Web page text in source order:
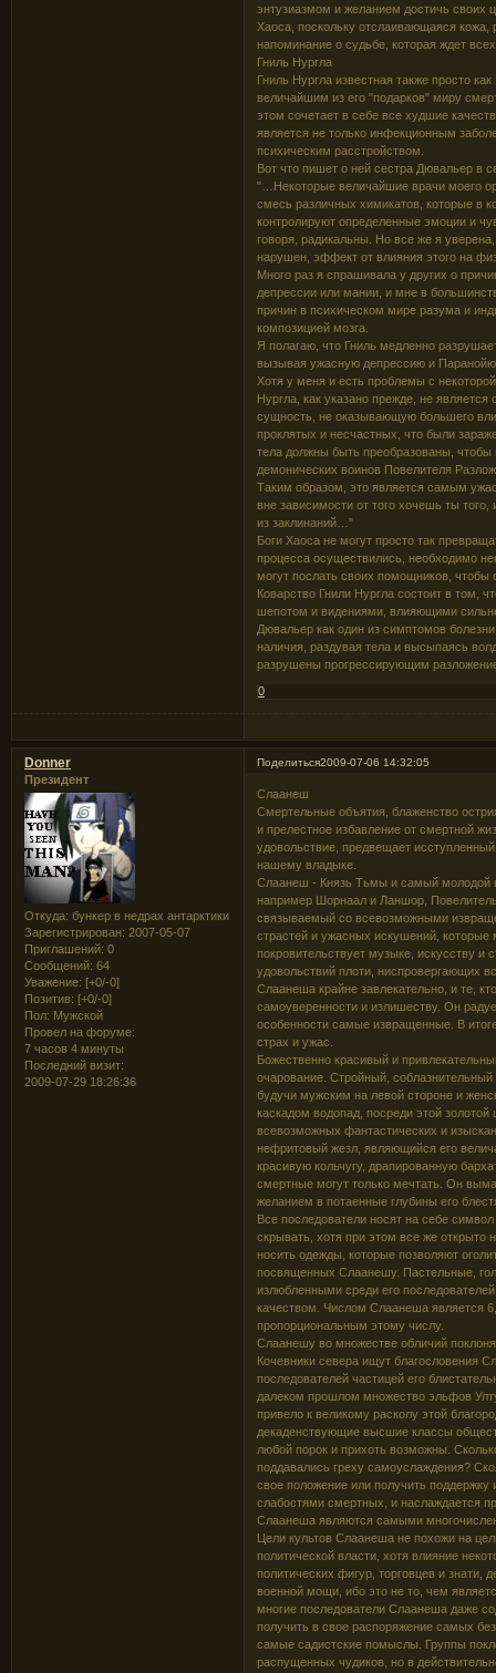
энтузиазмом и желанием достичь своих
Хаоса, поскольку отслаивающаяся кожа,
напоминание о судьбе, которая ждет
Гниль Нургла
Гниль Нургла известная также просто
величайшим из его "подарков" миру
этом сочетает в себе все худшие
является не только инфекционным
психическим расстройством.
Вот что пишет о ней сестра Дювальер в
"…Некоторые величайшие врачи моего
смесь различных химикатов, которые в
контролируют определенные эмоции и
говоря, радикальны. Но все же я
нарушен, эффект от влияния этого на
Много раз я спрашивала у других о
депрессии или мании, и мне в
причин в психическом мире разума и
композицией мозга.
Я полагаю, что Гниль медленно
вызывая ужасную депрессию и Паранойю
Хотя у меня и есть проблемы с
Нургла, как указано прежде, не
сущность, не оказывающую большего
проклятых и несчастных, что были
тела должны быть преобразованы,
демонических воинов Повелителя
Таким образом, это является самым
вне зависимости от того хочешь ты
из заклинаний…"
Боги Хаоса не могут просто так
процесса осуществились, необходимо
могут послать своих помощников, чтобы
Коварство Гнили Нургла состоит в том,
шепотом и видениями, влияющими
Дювальер как один из симптомов
наличия, раздувая тела и высыпаясь
разрушены прогрессирующим
0
Поделиться2009-07-06 14:32:05
Donner
Президент
Откуда: бункер в недрах антарктики
Зарегистрирован: 2007-05-07
Приглашений: 0
Сообщений: 64
Уважение: [+0/-0]
Позитив: [+0/-0]
Пол: Мужской
Провел на форуме:
7 часов 4 минуты
Последний визит:
2009-07-29 18:26:36
Слаанеш
Смертельные объятия, блаженство
и прелестное избавление от смертной
удовольствие, предвещает
нашему владыке.
Слаанеш - Князь Тьмы и самый молодой
например Шорнаал и Ланшор, Повелитель
связываемый со всевозможными
страстей и ужасных искушений, которые
покровительствует музыке, искусству и
удовольствий плоти, ниспровергающих
Слаанеша крайне завлекательно, и те,
самоуверенности и излишеству. Он
особенности самые извращенные. В
страх и ужас.
Божественно красивый и
очарование. Стройный,
будучи мужским на левой стороне и
каскадом водопад, посреди этой
всевозможных фантастических и
нефритовый жезл, являющийся его
красивую кольчугу, драпированную
смертные могут только мечтать. Он
желанием в потаенные глубины его
Все последователи носят на себе
скрывать, хотя при этом все же
носить одежды, которые позволяют
посвященных Слаанешу. Пастельные,
излюбленными среди его
качеством. Числом Слаанеша является
пропорциональным этому числу.
Слаанешу во множестве обличий
Кочевники севера ищут благословения
последователей частицей его
далеком прошлом множество эльфов
привело к великому расколу этой
декаденствующие высшие классы
любой порок и прихоть возможны.
поддавались греху самоуслаждения?
свое положение или получить
слабостями смертных, и наслаждается
Слаанеша являются самыми
Цели культов Слаанеша не похожи на
политической власти, хотя влияние
политических фигур, торговцев и знати,
военной мощи, ибо это не то, чем
многие последователи Слаанеша даже
получить в свое распоряжение самых
самые садистские помыслы. Группы
распущенных чудиков, но в